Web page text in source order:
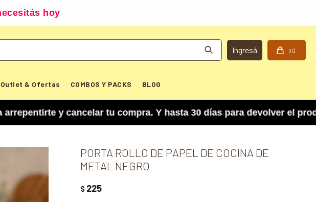
hoy
Outlet & Ofertas COMBOS Y PACKS BLOG
$ 0
y cancelar tu compra. Y hasta 30 días para devolver el
PORTA ROLLO DE PAPEL DE COCINA DE
METAL NEGRO
$ 225